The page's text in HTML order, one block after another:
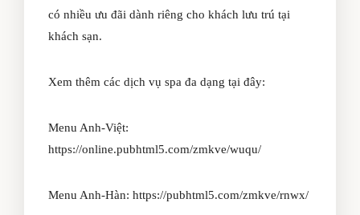
có nhiều ưu đãi dành riêng cho khách lưu trú tại
khách sạn.
Xem thêm các dịch vụ spa đa dạng tại đây:
Menu Anh-Việt:
https://online.pubhtml5.com/zmkve/wuqu/
Menu Anh-Hàn: https://pubhtml5.com/zmkve/rnwx/